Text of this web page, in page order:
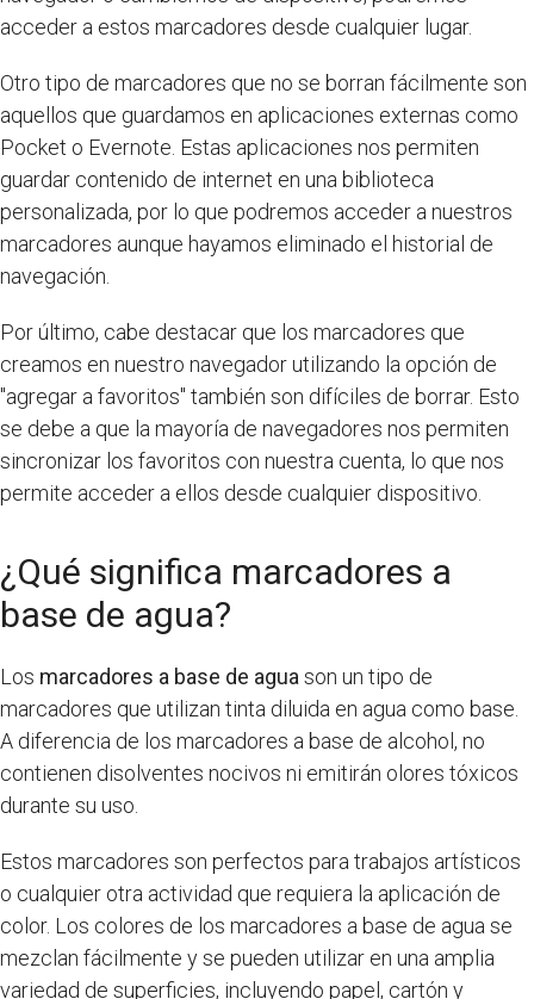
acceder a estos marcadores desde cualquier lugar.
Otro tipo de marcadores que no se borran fácilmente son
aquellos que guardamos en aplicaciones externas como
Pocket o Evernote. Estas aplicaciones nos permiten
guardar contenido de internet en una biblioteca
personalizada, por lo que podremos acceder a nuestros
marcadores aunque hayamos eliminado el historial de
navegación.
Por último, cabe destacar que los marcadores que
creamos en nuestro navegador utilizando la opción de
"agregar a favoritos" también son difíciles de borrar. Esto
se debe a que la mayoría de navegadores nos permiten
sincronizar los favoritos con nuestra cuenta, lo que nos
permite acceder a ellos desde cualquier dispositivo.
¿Qué significa marcadores a
base de agua?
Los marcadores a base de agua son un tipo de
marcadores que utilizan tinta diluida en agua como base.
A diferencia de los marcadores a base de alcohol, no
contienen disolventes nocivos ni emitirán olores tóxicos
durante su uso.
Estos marcadores son perfectos para trabajos artísticos
o cualquier otra actividad que requiera la aplicación de
color. Los colores de los marcadores a base de agua se
mezclan fácilmente y se pueden utilizar en una amplia
variedad de superficies, incluyendo papel, cartón y